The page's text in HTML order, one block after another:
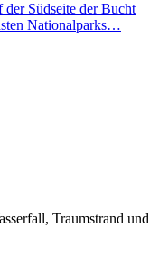
Südseite der Bucht
Nationalparks…
Traumstrand und